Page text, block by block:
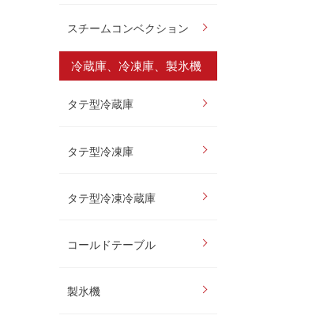
スチームコンベクション
冷蔵庫、冷凍庫、製氷機
タテ型冷蔵庫
タテ型冷凍庫
タテ型冷凍冷蔵庫
コールドテーブル
製氷機